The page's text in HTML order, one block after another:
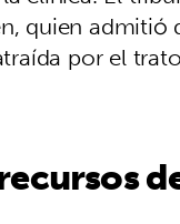
quien
por el